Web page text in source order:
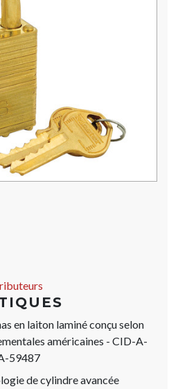
en laiton laminé conçu selon
américaines - CID-A-
59487
de cylindre avancée